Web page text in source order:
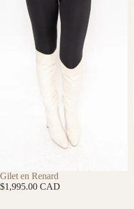
Gilet en Renard
$1,995.00 CAD